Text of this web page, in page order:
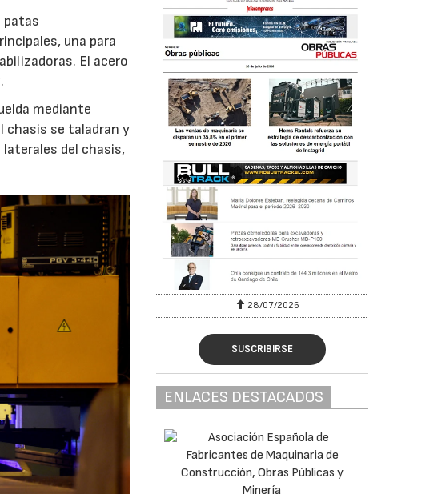
patas
una para
El acero
mediante
chasis se taladran y
del chasis,
SUSCRIBIRSE
ENLACES DESTACADOS